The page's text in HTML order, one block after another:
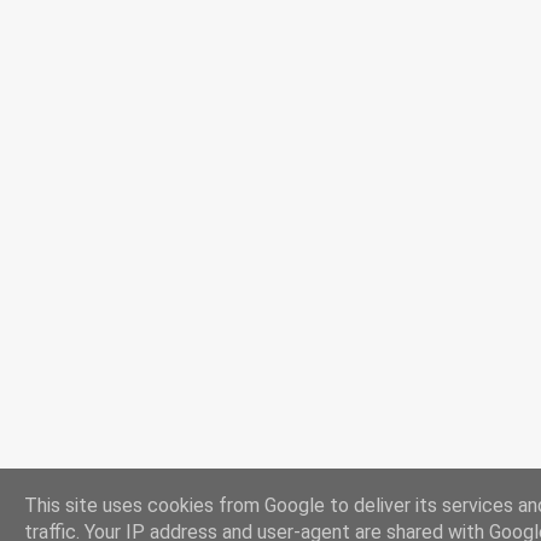
This site uses cookies from Google to deliver its services
traffic. Your IP address and user-agent are shared with